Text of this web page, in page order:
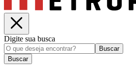
Digite sua busca
Buscar
Buscar